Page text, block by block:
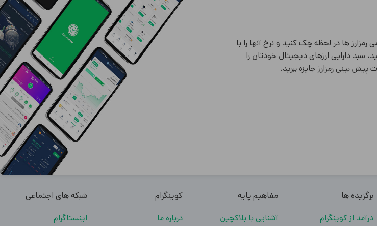
رمزارز ها در لحظه چک کنید و نرخ آنها را با
سبد دارایی ارزهای دیجیتال خودتان را
بینی رمزارز جایزه ببرید.
برگزیده ها
درآمد از کوینگرام
مفاهیم پایه
آشنایی با بلاکچین
کوینگرام
درباره ما
شبکه های اجتماعی
اینستاگرام